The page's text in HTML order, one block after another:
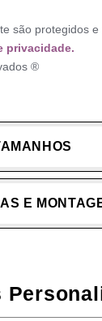
são protegidos e
privacidade.
®
E